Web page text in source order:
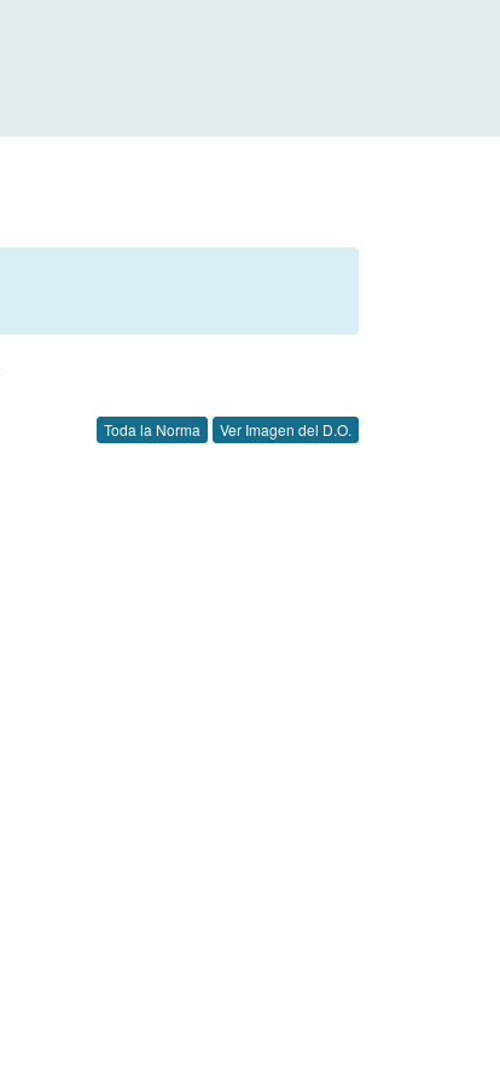
Toda la Norma Ver Imagen del D.O.